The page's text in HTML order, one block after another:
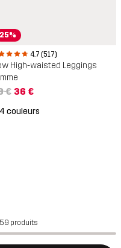
25%
4.7 (517)
High-waisted Leggings
€ 36 €
4 couleurs
produits